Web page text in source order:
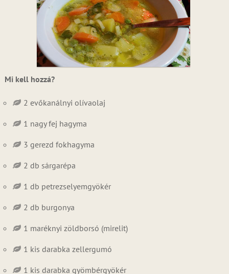
Mi kell hozzá?
2 evőkanálnyi olívaolaj
1 nagy fej hagyma
3 gerezd fokhagyma
2 db sárgarépa
1 db petrezselyemgyökér
2 db burgonya
1 maréknyi zöldborsó (mirelit)
1 kis darabka zellergumó
1 kis darabka gyömbérgyökér